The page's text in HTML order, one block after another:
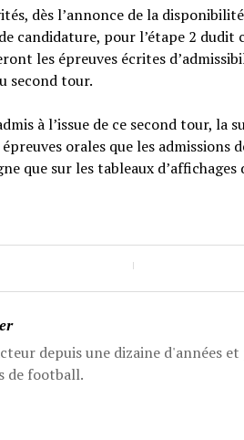
dès l’annonce de la
candidature, pour l’étape 2 dudit
les épreuves écrites
second tour.
à l’issue de ce second tour,
épreuves orales que les
que sur les tableaux
depuis une dizaine d'années
de football.